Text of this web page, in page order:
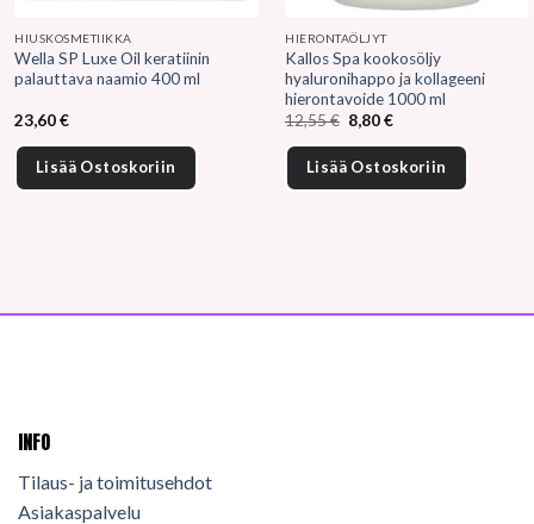
HIUSKOSMETIIKKA
Wella SP Luxe Oil keratiinin
palauttava naamio 400 ml
23,60€
Lisää Ostoskoriin
HIERONTAÖLJYT
Kallos Spa kookosöljy
hyaluronihappo ja kollageeni
hierontavoide 1000 ml
12,55€ Alkuperäinen
hinta
oli:
12,55 €.
8,80€Nykyinen
on:
8,80 €.
Lisää Ostoskoriin
INFO
Tilaus- ja toimitusehdot
Asiakaspalvelu